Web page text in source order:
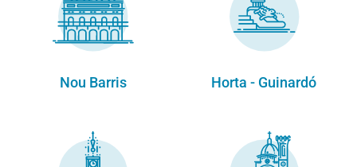
Nou Barris Horta - Guinardó